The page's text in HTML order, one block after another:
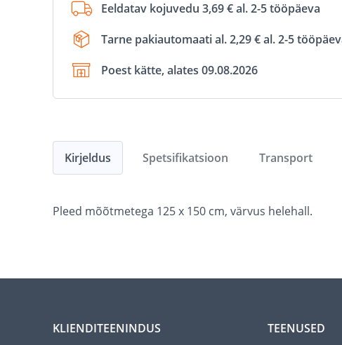
Eeldatav kojuvedu 3,69 € al. 2-5 tööpäeva
Tarne pakiautomaati al. 2,29 € al. 2-5
Poest kätte, alates 09.08.2026
Kirjeldus
Pleed mõõtmetega 125 x 150 cm, värvus helehall.
Spetsifikatsioon Transport
KLIENDITEENINDUS
TEENUSED